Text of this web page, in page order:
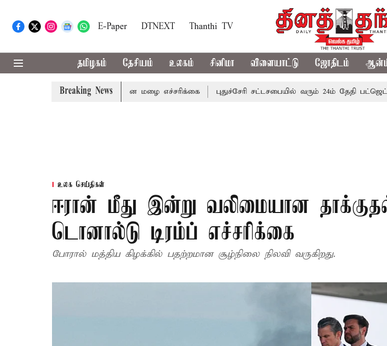
E-Paper DTNEXT Thanthi TV
தமிழகம் தேசியம் உலகம் சினிமா விளையாட்டு ஜோதிடம்
Breaking News
ஆகிய மாவட்டங்களுக்கு கன மழை எச்சரிக்கை புதுச்சேரி சட்டசபையில் வரும் 24ம் தேதி பட்ஜெட்
உலக செய்திகள்
ஈரான் மீது இன்று வலிமையான
டொனால்டு டிரம்ப் எச்சரிக்கை
போரால் மத்திய கிழக்கில் பதற்றமான சூழ்நிலை நிலவி வருகிறது.